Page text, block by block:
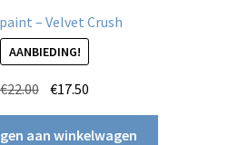
– Velvet Crush
AANBIEDING!
€22.00 Oorspronkelijke
was:
€17.50
is:
aan winkelwagen